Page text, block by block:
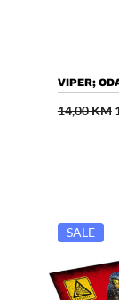
VIPER;
14,00KM
SALE